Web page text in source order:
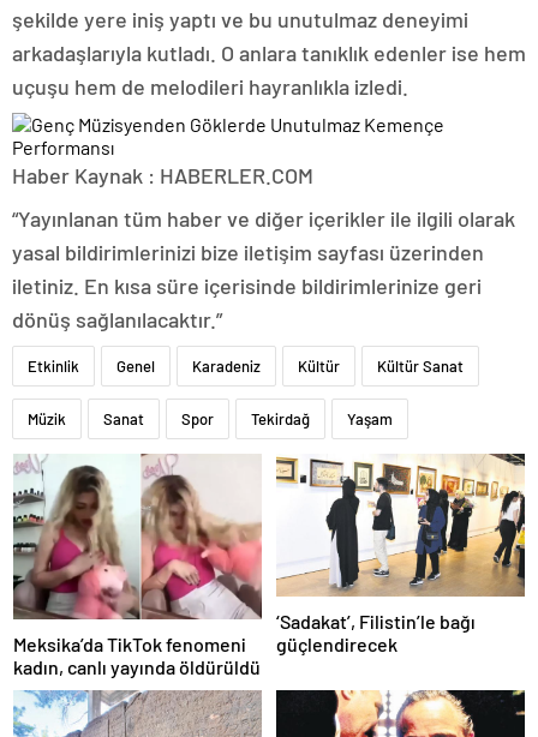
şekilde yere iniş yaptı ve bu unutulmaz deneyimi
arkadaşlarıyla kutladı. O anlara tanıklık edenler ise hem
uçuşu hem de melodileri hayranlıkla izledi.
Haber Kaynak : HABERLER.COM
“Yayınlanan tüm haber ve diğer içerikler ile ilgili olarak
yasal bildirimlerinizi bize iletişim sayfası üzerinden
iletiniz. En kısa süre içerisinde bildirimlerinize geri
dönüş sağlanılacaktır.”
Etkinlik Genel Karadeniz Kültür Kültür Sanat
Müzik Sanat Spor Tekirdağ Yaşam
Meksika’da TikTok fenomeni
kadın, canlı yayında öldürüldü
‘Sadakat’, Filistin’le bağı
güçlendirecek